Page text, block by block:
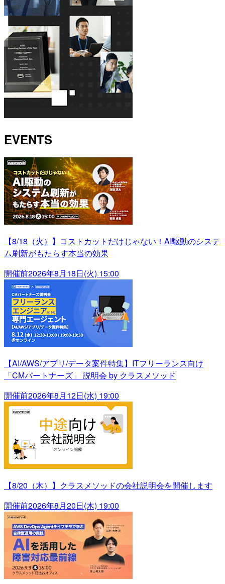
EVENTS
【8/18（火）】コストカットだけじゃない！AI駆動のシステ
ム刷新がもたらす本当の効果
開催前2026年8月18日(火) 15:00
【AI/AWS/アプリ/データ案件特集】ITフリーランス向け
「CMパートナーズ」 説明会 by クラスメソッド
開催前2026年8月12日(水) 19:00
【8/20（木）】クラスメソッドの会社説明会を開催します
開催前2026年8月20日(木) 19:00